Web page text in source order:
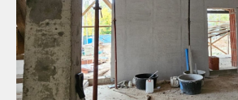
Процесс бетонирования